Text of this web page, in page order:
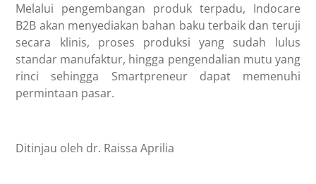
Melalui pengembangan produk terpadu, Indocare
B2B akan menyediakan bahan baku terbaik dan teruji
secara klinis, proses produksi yang sudah lulus
standar manufaktur, hingga pengendalian mutu yang
rinci sehingga Smartpreneur dapat memenuhi
permintaan pasar.
Ditinjau oleh dr. Raissa Aprilia